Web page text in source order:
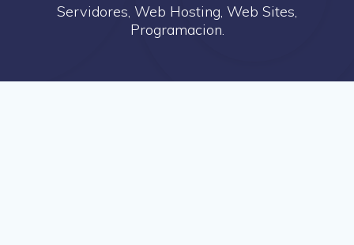
Servidores, Web Hosting, Web Sites,
Programacion.